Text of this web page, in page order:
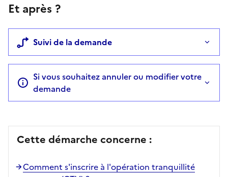
Et après ?
Suivi de la demande
Si vous souhaitez annuler ou modifier votre
demande
Cette démarche concerne :
Comment s'inscrire à l'opération tranquillité